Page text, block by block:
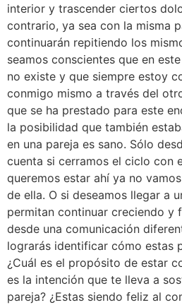
interior y trascender ciertos
contrario, ya sea con la misma
continuarán repitiendo los
seamos conscientes que en
no existe y que siempre estoy
conmigo mismo a través del
que se ha prestado para este
la posibilidad que también
en una pareja es sano. Sólo
cuenta si cerramos el ciclo con
queremos estar ahí ya no
de ella. O si deseamos llegar a
permitan continuar creciendo y
desde una comunicación
lograrás identificar cómo estas
¿Cuál es el propósito de estar
es la intención que te lleva a
pareja? ¿Estas siendo feliz al